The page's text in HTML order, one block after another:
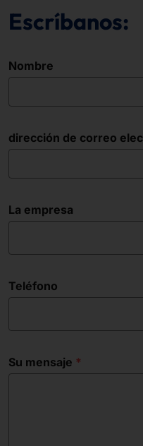
Escríbanos:
Nombre
dirección de correo
La empresa
Teléfono
Su mensaje